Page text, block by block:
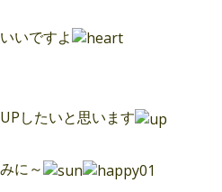
パッケー
いいですよ
詳しくは、
UPしたいと思います
皆様
みに～